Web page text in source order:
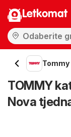
Letkomat
Tommy
TOMMY
Nova